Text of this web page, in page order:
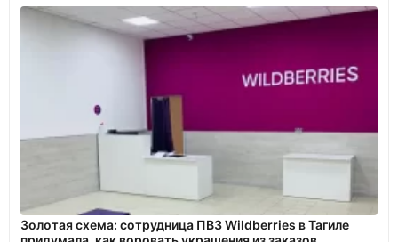
Золотая схема: сотрудница ПВЗ Wildberries в Тагиле